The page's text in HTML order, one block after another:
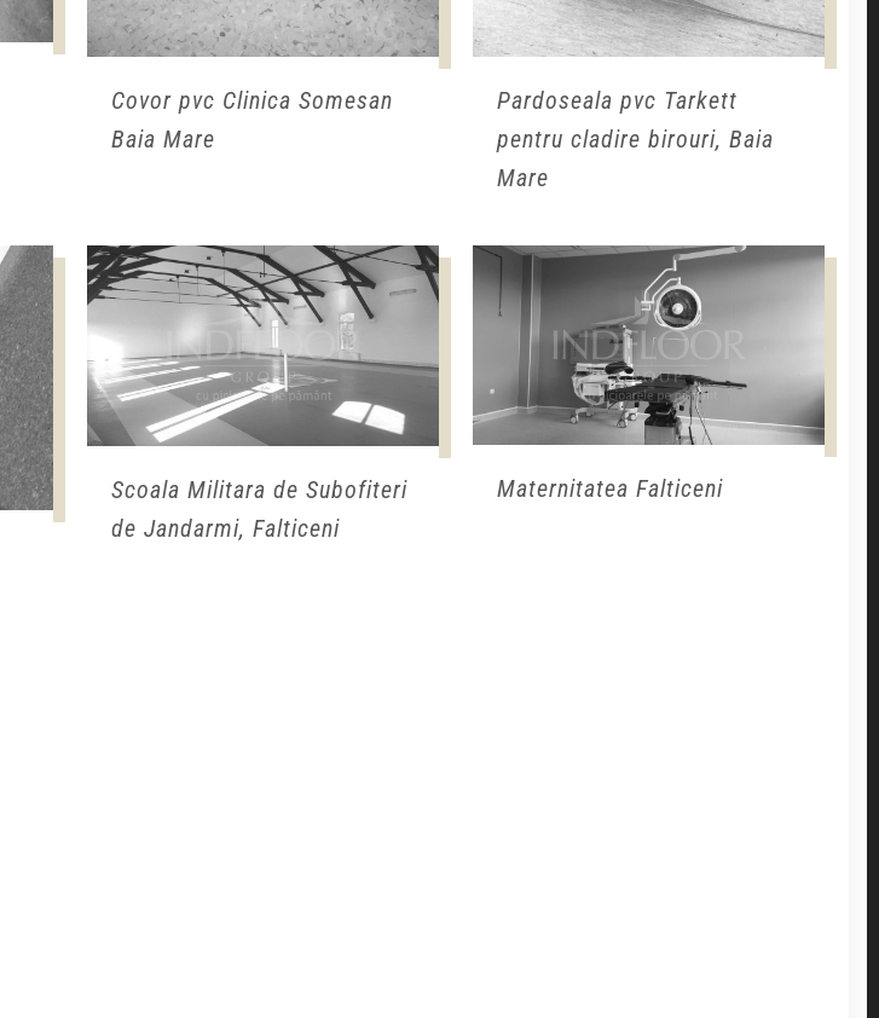
Covor pvc Clinica Somesan
Baia Mare
Pardoseala pvc Tarkett
pentru cladire birouri, Baia
Mare
Scoala Militara de Subofiteri
de Jandarmi, Falticeni
Maternitatea Falticeni